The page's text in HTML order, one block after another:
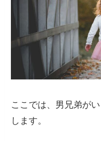
ここでは、男兄弟が
します。